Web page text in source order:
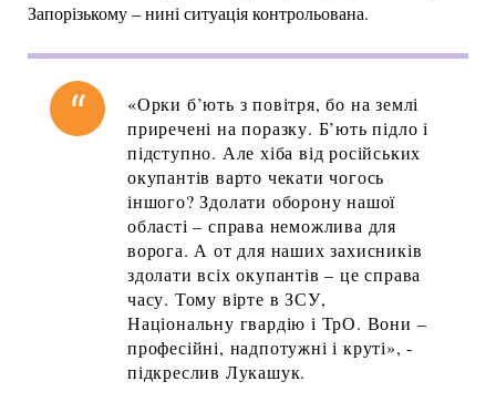
Запорізькому – нині ситуація контрольована.
«Орки б’ють з повітря, бо на землі
приречені на поразку. Б’ють підло і
підступно. Але хіба від російських
окупантів варто чекати чогось
іншого? Здолати оборону нашої
області – справа неможлива для
ворога. А от для наших захисників
здолати всіх окупантів – це справа
часу. Тому вірте в ЗСУ,
Національну гвардію і ТрО. Вони –
професійні, надпотужні і круті», -
підкреслив Лукашук.